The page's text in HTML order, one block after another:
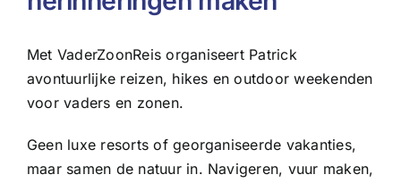
Met VaderZoonReis organiseert Patrick
avontuurlijke reizen, hikes en outdoor weekenden
voor vaders en zonen.
Geen luxe resorts of georganiseerde vakanties,
maar samen de natuur in. Navigeren, vuur maken,